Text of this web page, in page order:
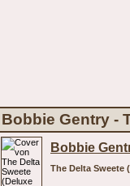
Bobbie Gentry -
Bobbie
The Delta Sweete